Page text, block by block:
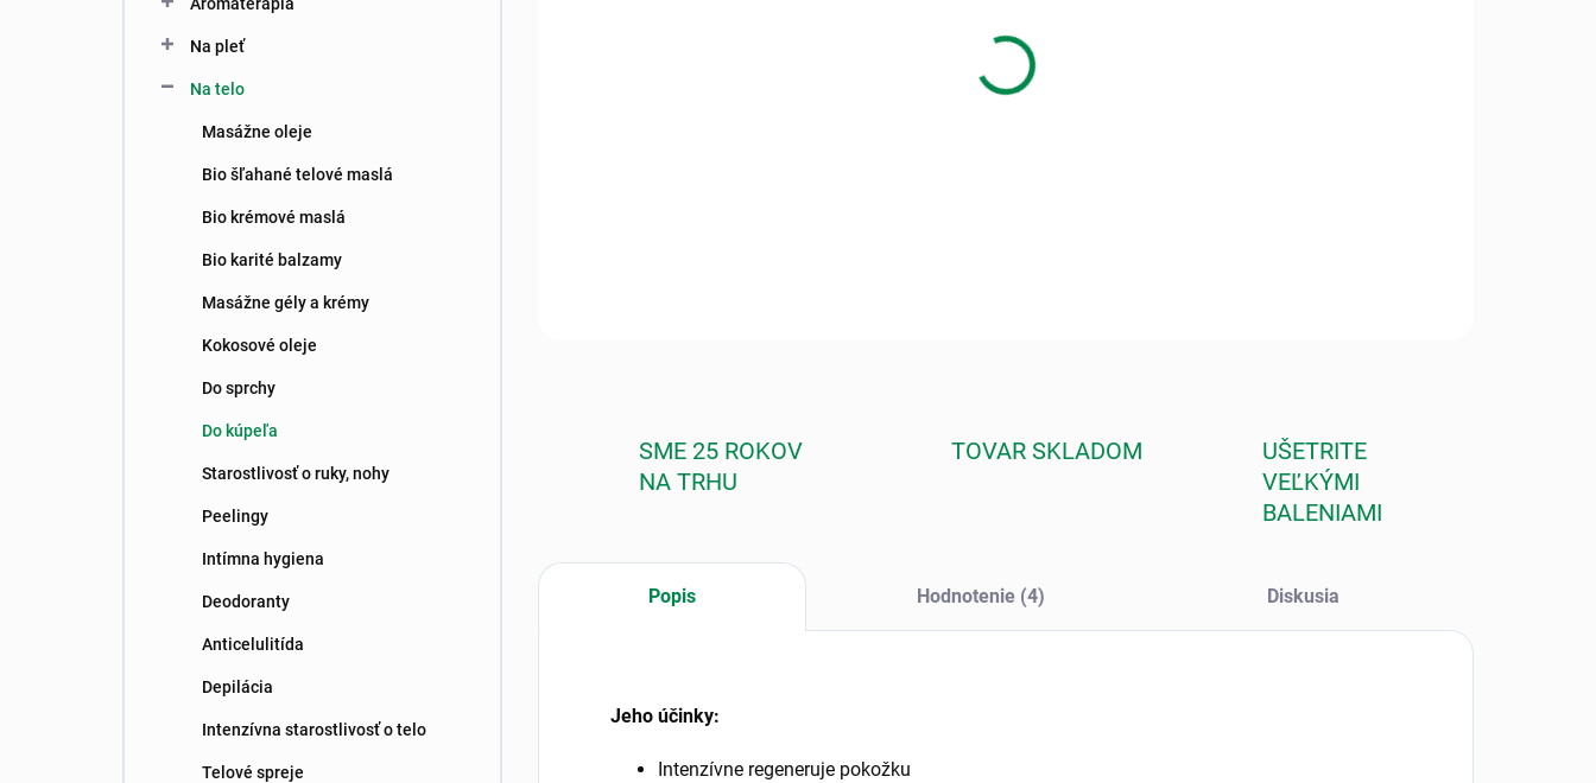
Na pleť
Na telo
Masážne oleje
Bio šľahané telové maslá
Bio krémové maslá
Bio karité balzamy
Masážne gély a krémy
Kokosové oleje
Do sprchy
Do kúpeľa
Starostlivosť o ruky, nohy
Peelingy
Intímna hygiena
Deodoranty
Anticelulitída
Depilácia
Intenzívna starostlivosť o telo
Telové spreje
SME 25 ROKOV
NA TRHU
TOVAR SKLADOM
UŠETRITE
VEĽKÝMI
BALENIAMI
Popis Hodnotenie (4) Diskusia
Jeho účinky:
Intenzívne regeneruje pokožku